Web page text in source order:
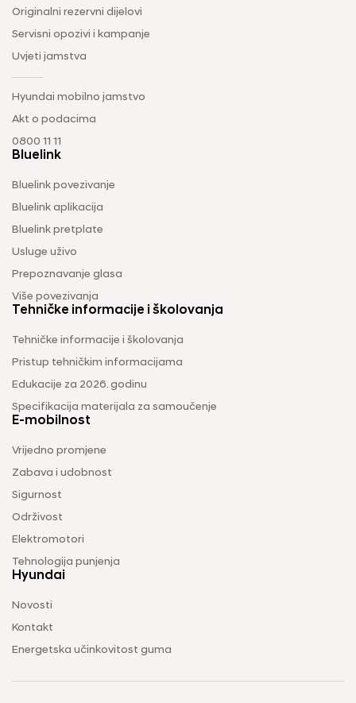
Originalni rezervni dijelovi
Servisni opozivi i kampanje
Uvjeti jamstva
Hyundai mobilno jamstvo
Akt o podacima
0800 11 11
Bluelink
Bluelink povezivanje
Bluelink aplikacija
Bluelink pretplate
Usluge uživo
Prepoznavanje glasa
Više povezivanja
Tehničke informacije i školovanja
Tehničke informacije i školovanja
Pristup tehničkim informacijama
Edukacije za 2026. godinu
Specifikacija materijala za samoučenje
E-mobilnost
Vrijedno promjene
Zabava i udobnost
Sigurnost
Održivost
Elektromotori
Tehnologija punjenja
Hyundai
Novosti
Kontakt
Energetska učinkovitost guma